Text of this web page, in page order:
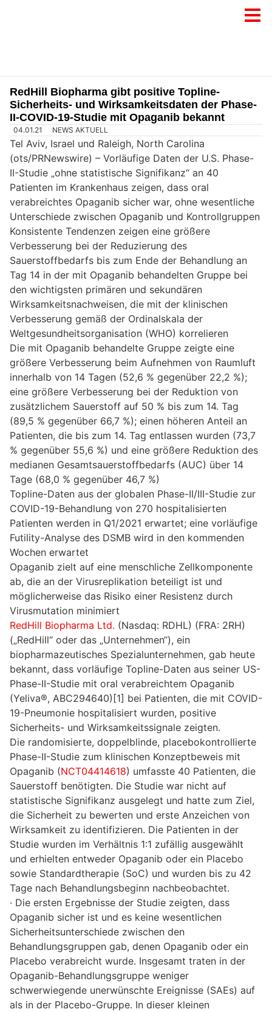
RedHill Biopharma gibt positive Topline-
Sicherheits- und Wirksamkeitsdaten der Phase-
II-COVID-19-Studie mit Opaganib bekannt
04.01.21 NEWS AKTUELL
Tel Aviv, Israel und Raleigh, North Carolina
(ots/PRNewswire) – Vorläufige Daten der U.S. Phase-
II-Studie „ohne statistische Signifikanz“ an 40
Patienten im Krankenhaus zeigen, dass oral
verabreichtes Opaganib sicher war, ohne wesentliche
Unterschiede zwischen Opaganib und Kontrollgruppen
Konsistente Tendenzen zeigen eine größere
Verbesserung bei der Reduzierung des
Sauerstoffbedarfs bis zum Ende der Behandlung an
Tag 14 in der mit Opaganib behandelten Gruppe bei
den wichtigsten primären und sekundären
Wirksamkeitsnachweisen, die mit der klinischen
Verbesserung gemäß der Ordinalskala der
Weltgesundheitsorganisation (WHO) korrelieren
Die mit Opaganib behandelte Gruppe zeigte eine
größere Verbesserung beim Aufnehmen von Raumluft
innerhalb von 14 Tagen (52,6 % gegenüber 22,2 %);
eine größere Verbesserung bei der Reduktion von
zusätzlichem Sauerstoff auf 50 % bis zum 14. Tag
(89,5 % gegenüber 66,7 %); einen höheren Anteil an
Patienten, die bis zum 14. Tag entlassen wurden (73,7
% gegenüber 55,6 %) und eine größere Reduktion des
medianen Gesamtsauerstoffbedarfs (AUC) über 14
Tage (68,0 % gegenüber 46,7 %)
Topline-Daten aus der globalen Phase-II/III-Studie zur
COVID-19-Behandlung von 270 hospitalisierten
Patienten werden in Q1/2021 erwartet; eine vorläufige
Futility-Analyse des DSMB wird in den kommenden
Wochen erwartet
Opaganib zielt auf eine menschliche Zellkomponente
ab, die an der Virusreplikation beteiligt ist und
möglicherweise das Risiko einer Resistenz durch
Virusmutation minimiert
RedHill Biopharma Ltd. (Nasdaq: RDHL) (FRA: 2RH)
(„RedHill“ oder das „Unternehmen“), ein
biopharmazeutisches Spezialunternehmen, gab heute
bekannt, dass vorläufige Topline-Daten aus seiner US-
Phase-II-Studie mit oral verabreichtem Opaganib
(Yeliva®, ABC294640)[1] bei Patienten, die mit COVID-
19-Pneumonie hospitalisiert wurden, positive
Sicherheits- und Wirksamkeitssignale zeigten.
Die randomisierte, doppelblinde, placebokontrollierte
Phase-II-Studie zum klinischen Konzeptbeweis mit
Opaganib (NCT04414618) umfasste 40 Patienten, die
Sauerstoff benötigten. Die Studie war nicht auf
statistische Signifikanz ausgelegt und hatte zum Ziel,
die Sicherheit zu bewerten und erste Anzeichen von
Wirksamkeit zu identifizieren. Die Patienten in der
Studie wurden im Verhältnis 1:1 zufällig ausgewählt
und erhielten entweder Opaganib oder ein Placebo
sowie Standardtherapie (SoC) und wurden bis zu 42
Tage nach Behandlungsbeginn nachbeobachtet.
· Die ersten Ergebnisse der Studie zeigten, dass
Opaganib sicher ist und es keine wesentlichen
Sicherheitsunterschiede zwischen den
Behandlungsgruppen gab, denen Opaganib oder ein
Placebo verabreicht wurde. Insgesamt traten in der
Opaganib-Behandlungsgruppe weniger
schwerwiegende unerwünschte Ereignisse (SAEs) auf
als in der Placebo-Gruppe. In dieser kleinen